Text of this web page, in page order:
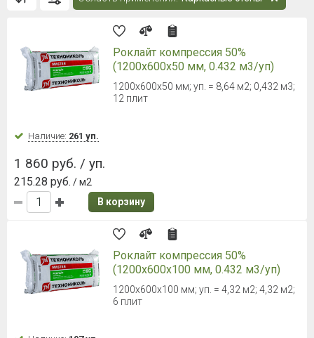
Роклайт компрессия 50%
(1200х600х50 мм, 0.432 м3/уп)
1200х600х50 мм; уп. = 8,64 м2; 0,432 м3;
12 плит
Наличие: 261 уп.
1 860 руб. / уп.
215.28 руб. / м2
В корзину
Роклайт компрессия 50%
(1200х600х100 мм, 0.432 м3/уп)
1200х600х100 мм; уп. = 4,32 м2; 4,32 м2;
6 плит